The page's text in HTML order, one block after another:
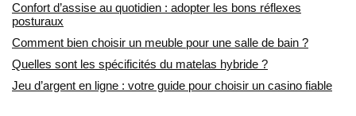
Confort d’assise au quotidien : adopter les bons réflexes
posturaux
Comment bien choisir un meuble pour une salle de bain ?
Quelles sont les spécificités du matelas hybride ?
Jeu d’argent en ligne : votre guide pour choisir un casino fiable